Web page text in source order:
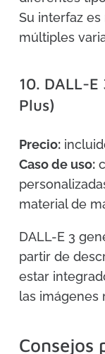
Su interfaz
múltiples
10. DALL-
Plus)
Precio:
Caso de uso:
material de
DALL-E 3
partir de
estar
las imágenes
Consejos